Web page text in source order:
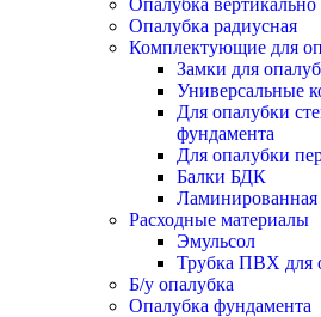
Опалубка
Опалубка радиусная
Комплектующие для
Замки для
Универсальные
Для опалубки
фундамента
Для опалубки
Балки БДК
Ламинированная
Расходные материалы
Эмульсол
Трубка ПВХ для
Б/у опалубка
Опалубка фундамента